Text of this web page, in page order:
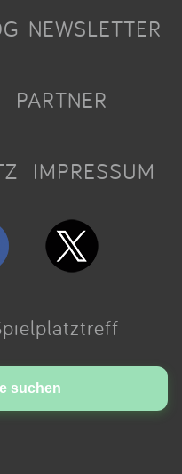
suchen
NEWSLETTER
PARTNER
IMPRESSUM
Cologne.